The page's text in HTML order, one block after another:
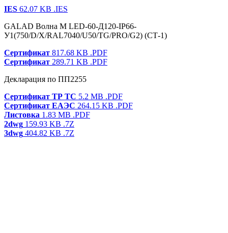
IES 62.07 KB .IES
GALAD Волна M LED-60-Д120-IP66-
У1(750/D/X/RAL7040/U50/TG/PRO/G2) (СТ-1)
Сертификат 817.68 KB .PDF
Сертификат 289.71 KB .PDF
Декларация по ПП2255
Сертификат ТР ТС 5.2 MB .PDF
Сертификат ЕАЭС 264.15 KB .PDF
Листовка 1.83 MB .PDF
2dwg 159.93 KB .7Z
3dwg 404.82 KB .7Z